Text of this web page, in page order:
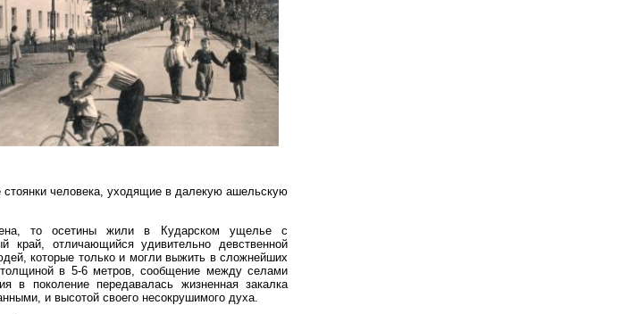
человека, уходящие в далекую ашельскую
то осетины жили в Кударском ущелье с
край, отличающийся удивительно девственной
которые только и могли выжить в сложнейших
в 5-6 метров, сообщение между селами
в поколение передавалась жизненная закалка
и высотой своего несокрушимого духа.